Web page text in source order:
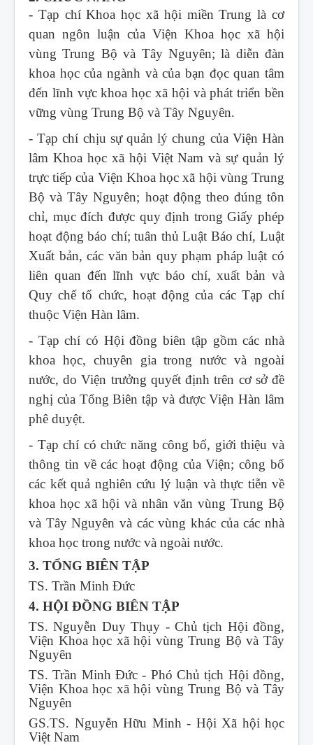
- Tạp chí Khoa học xã hội miền Trung là cơ
quan ngôn luận của Viện Khoa học xã hội
vùng Trung Bộ và Tây Nguyên; là diễn đàn
khoa học của ngành và của bạn đọc quan tâm
đến lĩnh vực khoa học xã hội và phát triển bền
vững vùng Trung Bộ và Tây Nguyên.
- Tạp chí chịu sự quản lý chung của Viện Hàn
lâm Khoa học xã hội Việt Nam và sự quản lý
trực tiếp của Viện Khoa học xã hội vùng Trung
Bộ và Tây Nguyên; hoạt động theo đúng tôn
chỉ, mục đích được quy định trong Giấy phép
hoạt động báo chí; tuân thủ Luật Báo chí, Luật
Xuất bản, các văn bản quy phạm pháp luật có
liên quan đến lĩnh vực báo chí, xuất bản và
Quy chế tổ chức, hoạt động của các Tạp chí
thuộc Viện Hàn lâm.
- Tạp chí có Hội đồng biên tập gồm các nhà
khoa học, chuyên gia trong nước và ngoài
nước, do Viện trưởng quyết định trên cơ sở đề
nghị của Tổng Biên tập và được Viện Hàn lâm
phê duyệt.
- Tạp chí có chức năng công bố, giới thiệu và
thông tin về các hoạt động của Viện; công bố
các kết quả nghiên cứu lý luận và thực tiễn về
khoa học xã hội và nhân văn vùng Trung Bộ
và Tây Nguyên và các vùng khác của các nhà
khoa học trong nước và ngoài nước.
3. TỔNG BIÊN TẬP
TS. Trần Minh Đức
4. HỘI ĐỒNG BIÊN TẬP
TS. Nguyễn Duy Thụy - Chủ tịch Hội đồng,
Viện Khoa học xã hội vùng Trung Bộ và Tây
Nguyên
TS. Trần Minh Đức - Phó Chủ tịch Hội đồng,
Viện Khoa học xã hội vùng Trung Bộ và Tây
Nguyên
GS.TS. Nguyễn Hữu Minh - Hội Xã hội học
Việt Nam